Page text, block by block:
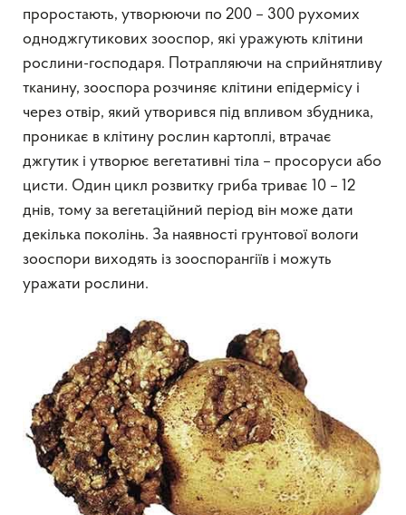
проростають, утворюючи по 200 – 300 рухомих
одноджгутикових зооспор, які уражують клітини
рослини-господаря. Потрапляючи на сприйнятливу
тканину, зооспора розчиняє клітини епідермісу і
через отвір, який утворився під впливом збудника,
проникає в клітину рослин картоплі, втрачає
джгутик і утворює вегетативні тіла – просоруси або
цисти. Один цикл розвитку гриба триває 10 – 12
днів, тому за вегетаційний період він може дати
декілька поколінь. За наявності грунтової вологи
зооспори виходять із зооспорангіїв і можуть
уражати рослини.